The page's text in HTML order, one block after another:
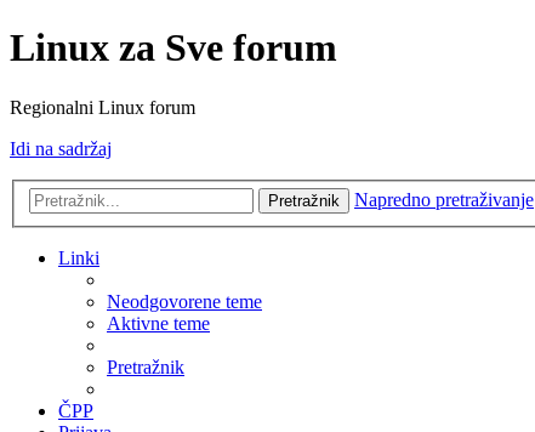
Linux za Sve forum
Regionalni Linux forum
Idi na sadržaj
Pretražnik Napredno pretraživanje
Linki
Neodgovorene teme
Aktivne teme
Pretražnik
ČPP